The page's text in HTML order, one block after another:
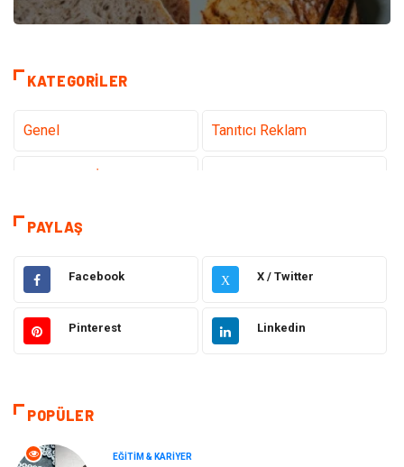
KATEGORILER
Genel Tanıtıcı Reklam
Teknoloji & İnternet
Hizmet
Hukuk Emlak
Otomotiv Sağlıklı Yaşam
Moda
Makine
PAYLAŞ
Facebook X X / Twitter
Pinterest Linkedin
POPÜLER
EĞITIM & KARIYER